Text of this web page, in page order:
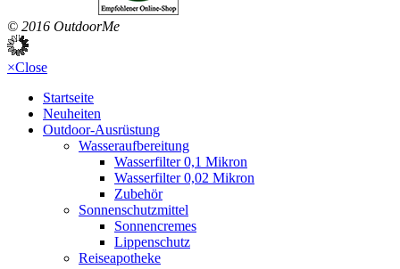
© 2016 OutdoorMe
×Close
Startseite
Neuheiten
Outdoor-Ausrüstung
Wasseraufbereitung
Wasserfilter 0,1 Mikron
Wasserfilter 0,02 Mikron
Zubehör
Sonnenschutzmittel
Sonnencremes
Lippenschutz
Reiseapotheke